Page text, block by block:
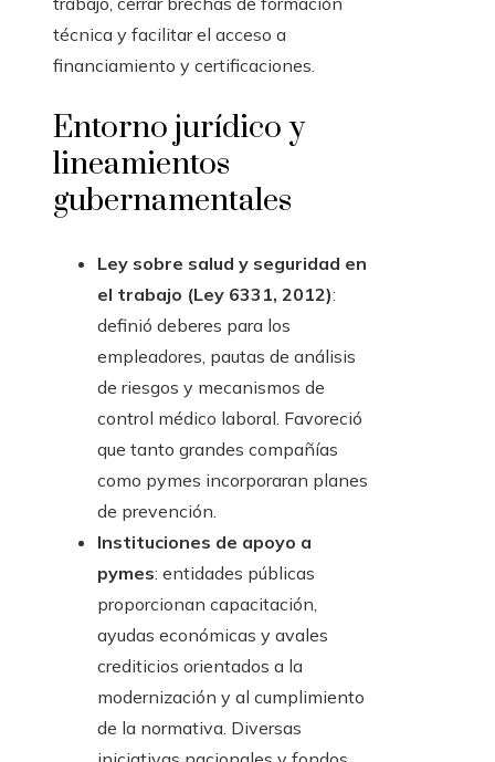
técnica y facilitar el acceso a
financiamiento y certificaciones.
Entorno jurídico y
lineamientos
gubernamentales
Ley sobre salud y seguridad en
el trabajo (Ley 6331, 2012):
definió deberes para los
empleadores, pautas de análisis
de riesgos y mecanismos de
control médico laboral. Favoreció
que tanto grandes compañías
como pymes incorporaran planes
de prevención.
Instituciones de apoyo a
pymes: entidades públicas
proporcionan capacitación,
ayudas económicas y avales
crediticios orientados a la
modernización y al cumplimiento
de la normativa. Diversas